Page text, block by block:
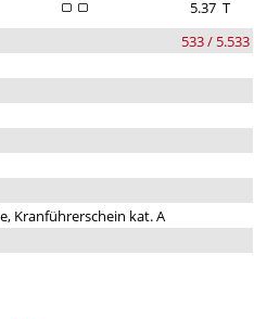
5.37 T
533 / 5.533
Kranführerschein kat. A